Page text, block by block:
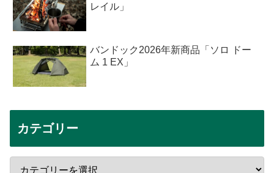
レイル」
バンドック2026年新商品「ソロ ドー
ム 1 EX」
カテゴリー